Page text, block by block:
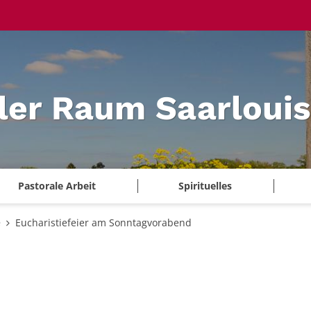
Raum Saarlouis
Pastorale Arbeit Spirituelles
Eucharistiefeier am Sonntagvorabend